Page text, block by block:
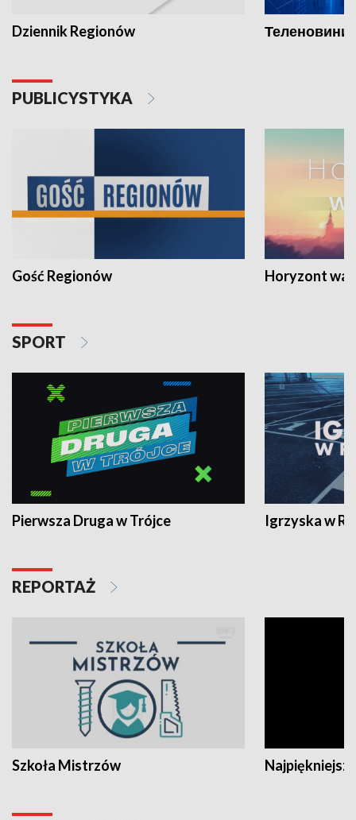
Dziennik Regionów Теленовини
PUBLICYSTYKA
Gość Regionów Horyzont
SPORT
Pierwsza Druga w Trójce Igrzyska w
REPORTAŻ
Szkoła Mistrzów